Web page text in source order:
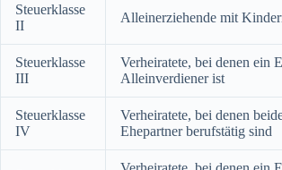
Steuerklasse
II
Alleinerziehende mit
Steuerklasse
III
Verheiratete, bei denen ein
Alleinverdiener ist
Steuerklasse
IV
Verheiratete, bei denen
Ehepartner berufstätig sind